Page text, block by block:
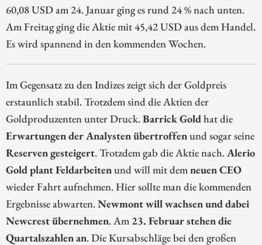
60,08 USD am 24. Januar ging es rund 24 % nach unten.
Am Freitag ging die Aktie mit 45,42 USD aus dem Handel.
Es wird spannend in den kommenden Wochen.
Im Gegensatz zu den Indizes zeigt sich der Goldpreis
erstaunlich stabil. Trotzdem sind die Aktien der
Goldproduzenten unter Druck.Barrick Gold hat die
Erwartungen der Analysten übertroffen und sogar seine
Reserven gesteigert. Trotzdem gab die Aktie nach. Alerio
Gold plant Feldarbeiten und will mit dem neuen CEO
wieder Fahrt aufnehmen. Hier sollte man die kommenden
Ergebnisse abwarten.Newmont will wachsen und dabei
Newcrest übernehmen. Am 23. Februar stehen die
Quartalszahlen an. Die Kursabschläge bei den großen